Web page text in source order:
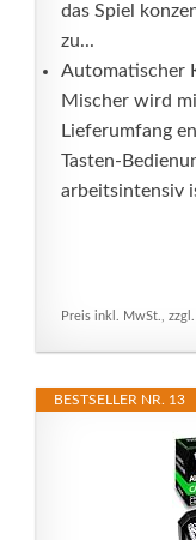
das Spiel
zu...
Automatischer
Mischer wird
Lieferumfang
Tasten-
arbeitsintensiv
Preis inkl. MwSt.,
BESTSELLER NR. 13